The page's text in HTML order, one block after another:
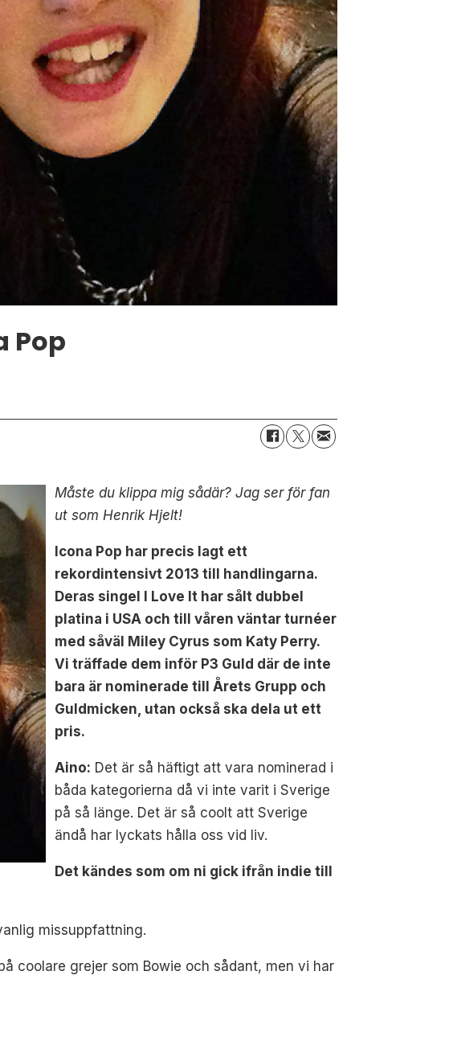
Pop
Måste du klippa mig sådär? Jag ser för fan
ut som Henrik Hjelt!
Icona Pop har precis lagt ett
rekordintensivt 2013 till handlingarna.
Deras singel I Love It har sålt dubbel
platina i USA och till våren väntar turnéer
med såväl Miley Cyrus som Katy Perry.
Vi träffade dem inför P3 Guld där de inte
bara är nominerade till Årets Grupp och
Guldmicken, utan också ska dela ut ett
pris.
Aino: Det är så häftigt att vara nominerad i
båda kategorierna då vi inte varit i Sverige
på så länge. Det är så coolt att Sverige
ändå har lyckats hålla oss vid liv.
Det kändes som om ni gick ifrån indie till
missuppfattning.
coolare grejer som Bowie och sådant, men vi har